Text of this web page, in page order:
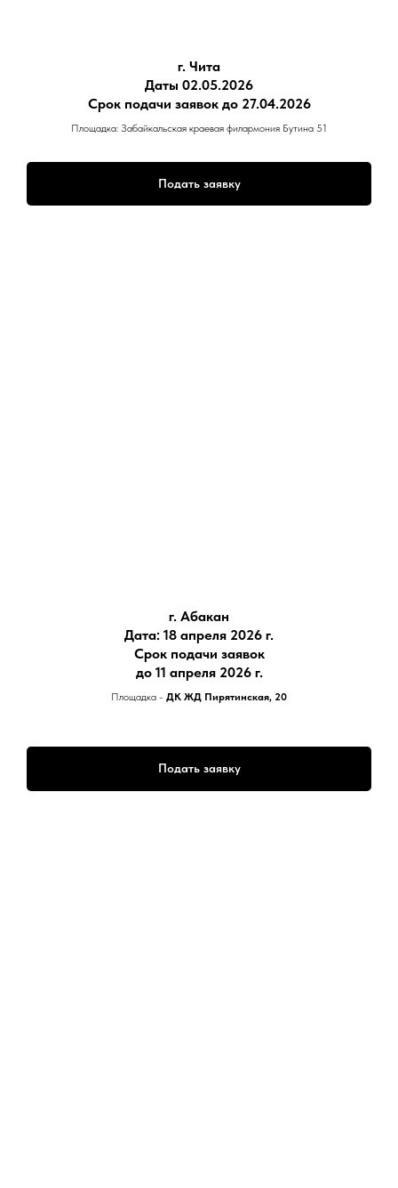
г. Чита
Даты 02.05.2026
Срок подачи заявок до 27.04.2026
Площадка: Забайкальская краевая филармония Бутина 51
Подать заявку
г. Абакан
Дата: 18 апреля 2026 г.
Срок подачи заявок
до 11 апреля 2026 г.
Площадка - ДК ЖД ​Пирятинская, 20
Подать заявку